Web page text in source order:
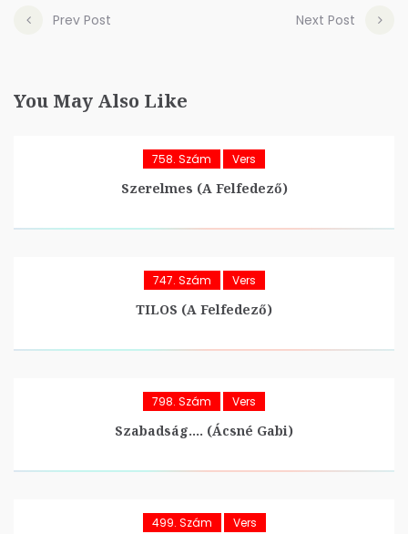
Prev Post Next Post
You May Also Like
758. Szám Vers
Szerelmes (A Felfedező)
747. Szám Vers
TILOS (A Felfedező)
798. Szám Vers
Szabadság…. (Ácsné Gabi)
499. Szám Vers